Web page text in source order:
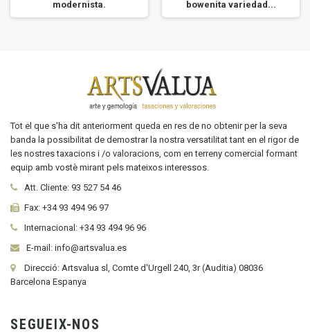
modernista.
bowenita variedad...
Tot el que s'ha dit anteriorment queda en res de no obtenir per la seva
banda la possibilitat de demostrar la nostra versatilitat tant en el rigor de
les nostres taxacions i /o valoracions, com en terreny comercial formant
equip amb vostè mirant pels mateixos interessos.
Att. Cliente: 93 527 54 46
Fax: +34 93 494 96 97
Internacional: +34 93 494 96 96
E-mail: info@artsvalua.es
Direcció: Artsvalua sl, Comte d'Urgell 240, 3r (Auditia) 08036
Barcelona Espanya
SEGUEIX-NOS